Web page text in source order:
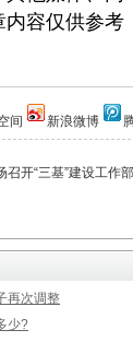
容仅供参考
间 新浪微博
召开“三基”建设工作
再次调整
少?